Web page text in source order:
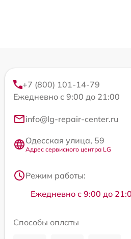
+7 (800) 101-14-79
Ежедневно с 9:00 до 21:00
info@lg-repair-center.ru
Одесская улица, 59
Адрес сервисного центра LG
Режим работы:
Ежедневно с 9:00 до
Способы оплаты